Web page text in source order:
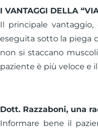
I VANTAGGI DELLA
Il principale vantaggio,
eseguita sotto la piega
non si staccano
paziente è più veloce e
Dott. Razzaboni, una
Informare bene il